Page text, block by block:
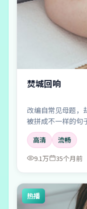
焚城回响
改编自常见母题，
被拼成不一样的句
高清
流畅
9.1万
35个月前
热播